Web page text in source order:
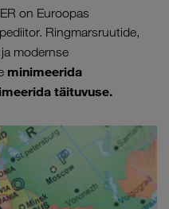
on Euroopas
Ringmarsruutide,
ja modernse
minimeerida
täituvuse.